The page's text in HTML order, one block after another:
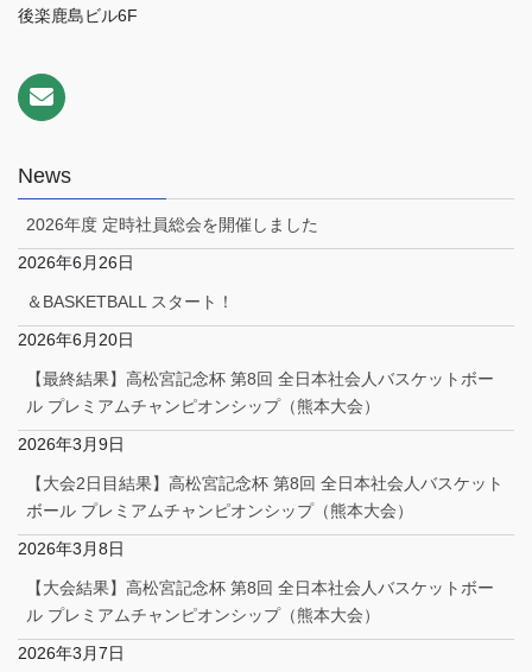
後楽鹿島ビル6F
News
2026年度 定時社員総会を開催しました
2026年6月26日
＆BASKETBALL スタート！
2026年6月20日
【最終結果】高松宮記念杯 第8回 全日本社会人バスケットボー
ル プレミアムチャンピオンシップ（熊本大会）
2026年3月9日
【大会2日目結果】高松宮記念杯 第8回 全日本社会人バスケット
ボール プレミアムチャンピオンシップ（熊本大会）
2026年3月8日
【大会結果】高松宮記念杯 第8回 全日本社会人バスケットボー
ル プレミアムチャンピオンシップ（熊本大会）
2026年3月7日